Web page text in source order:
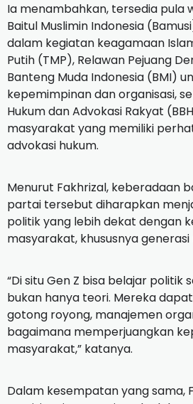
Ia menambahkan, tersedia pula
Baitul Muslimin Indonesia
dalam kegiatan keagamaan
Putih (TMP), Relawan Pejuang
Banteng Muda Indonesia (BMI)
kepemimpinan dan organisasi,
Hukum dan Advokasi Rakyat
masyarakat yang memiliki
advokasi hukum.
Menurut Fakhrizal, keberadaan
partai tersebut diharapkan
politik yang lebih dekat dengan
masyarakat, khususnya generasi
“Di situ Gen Z bisa belajar politik
bukan hanya teori. Mereka
gotong royong, manajemen
bagaimana memperjuangkan
masyarakat,” katanya.
Dalam kesempatan yang sama,